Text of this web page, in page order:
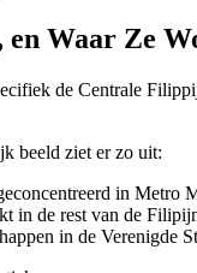
Waar Ze
de Centrale
beeld ziet er zo uit:
in Metro
in de rest van de
in de Verenigde